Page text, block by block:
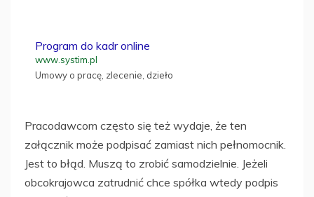
Program do kadr online
www.systim.pl
Umowy o pracę, zlecenie, dzieło
Pracodawcom często się też wydaje, że ten
załącznik może podpisać zamiast nich pełnomocnik.
Jest to błąd. Muszą to zrobić samodzielnie. Jeżeli
obcokrajowca zatrudnić chce spółka wtedy podpis